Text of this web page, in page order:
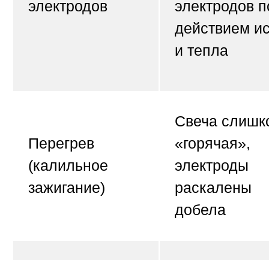
электродов
электродов
действием
и тепла
Перегрев
(калильное
зажигание)
Свеча
«горячая»,
электроды
раскалены
добела